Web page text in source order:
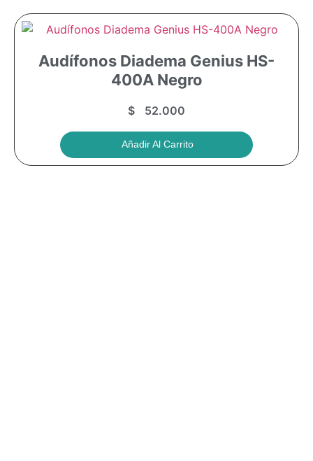
Audífonos Diadema Genius HS-
400A Negro
$ 52.000
Añadir Al Carrito